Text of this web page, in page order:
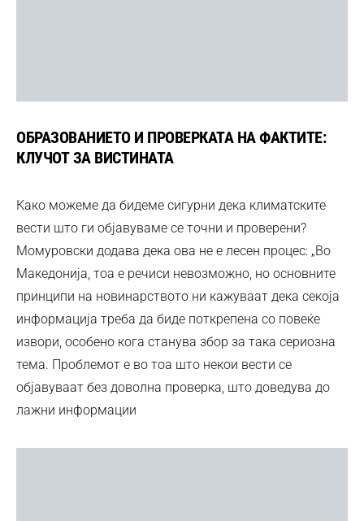
ОБРАЗОВАНИЕТО И ПРОВЕРКАТА НА ФАКТИТЕ:
КЛУЧОТ ЗА ВИСТИНАТА
Како можеме да бидеме сигурни дека климатските
вести што ги објавуваме се точни и проверени?
Момуровски додава дека ова не е лесен процес: „Во
Македонија, тоа е речиси невозможно, но основните
принципи на новинарството ни кажуваат дека секоја
информација треба да биде поткрепена со повеќе
извори, особено кога станува збор за така сериозна
тема. Проблемот е во тоа што некои вести се
објавуваат без доволна проверка, што доведува до
лажни информации